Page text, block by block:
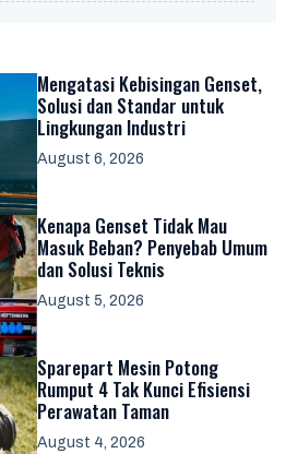
Mengatasi Kebisingan Genset,
Solusi dan Standar untuk
Lingkungan Industri
August 6, 2026
Kenapa Genset Tidak Mau
Masuk Beban? Penyebab Umum
dan Solusi Teknis
August 5, 2026
Sparepart Mesin Potong
Rumput 4 Tak Kunci Efisiensi
Perawatan Taman
August 4, 2026